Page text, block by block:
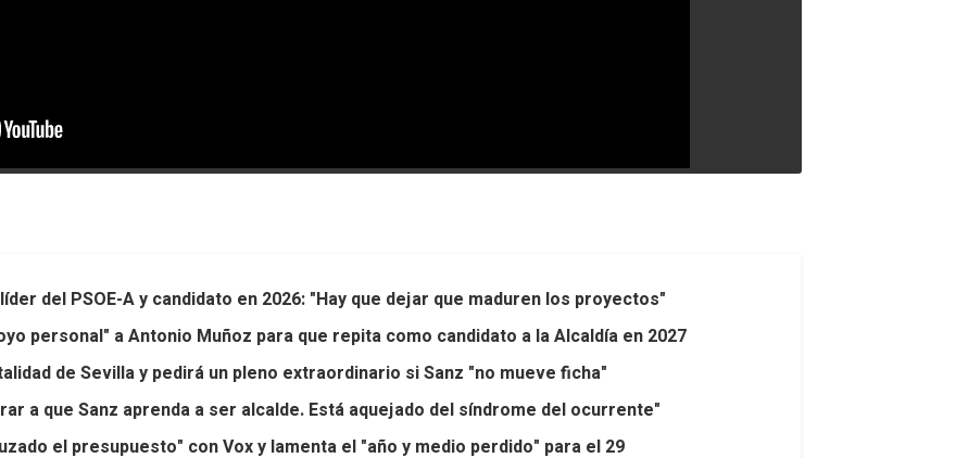
del PSOE-A y candidato en 2026: "Hay que dejar que maduren los proyectos"
personal" a Antonio Muñoz para que repita como candidato a la Alcaldía en 2027
de Sevilla y pedirá un pleno extraordinario si Sanz "no mueve ficha"
a que Sanz aprenda a ser alcalde. Está aquejado del síndrome del ocurrente"
el presupuesto" con Vox y lamenta el "año y medio perdido" para el 29